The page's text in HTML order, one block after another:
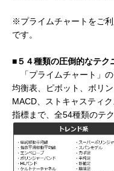
※プライムチャートをご
です。
■５４種類の圧倒的なテク
「プライムチャート」
均衡表、ピボット、ボリ
MACD、ストキャスティ
指標まで、全54種類のテ